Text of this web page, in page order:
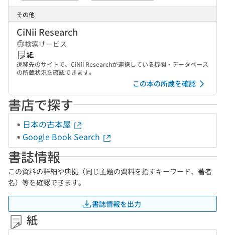
その他
CiNii Research
検索サービス
紙
遷移先のサイトで、CiNii Researchが連携している機関・データベース
の所蔵状況を確認できます。
この本の所蔵を確認
書店で探す
日本の古本屋
Google Book Search
書誌情報
この資料の詳細や典拠（同じ主題の資料を指すキーワード、著者
名）等を確認できます。
書誌情報を出力
紙